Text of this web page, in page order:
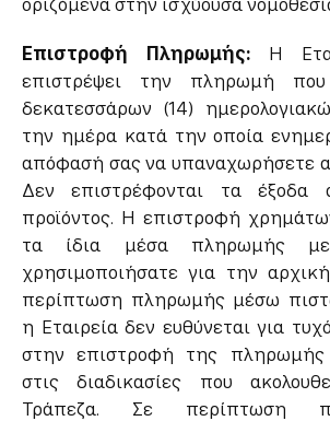
Επιστροφή Πληρωμής: Η
επιστρέψει την πληρωμή
δεκατεσσάρων (14)
την ημέρα κατά την οποία
απόφασή σας να υπαναχωρήσετε
Δεν επιστρέφονται τα έξοδα
προϊόντος. Η επιστροφή
τα ίδια μέσα πληρωμής
χρησιμοποιήσατε για την
περίπτωση πληρωμής μέσω
η Εταιρεία δεν ευθύνεται για
στην επιστροφή της πληρωμής
στις διαδικασίες που
Τράπεζα. Σε περίπτωση